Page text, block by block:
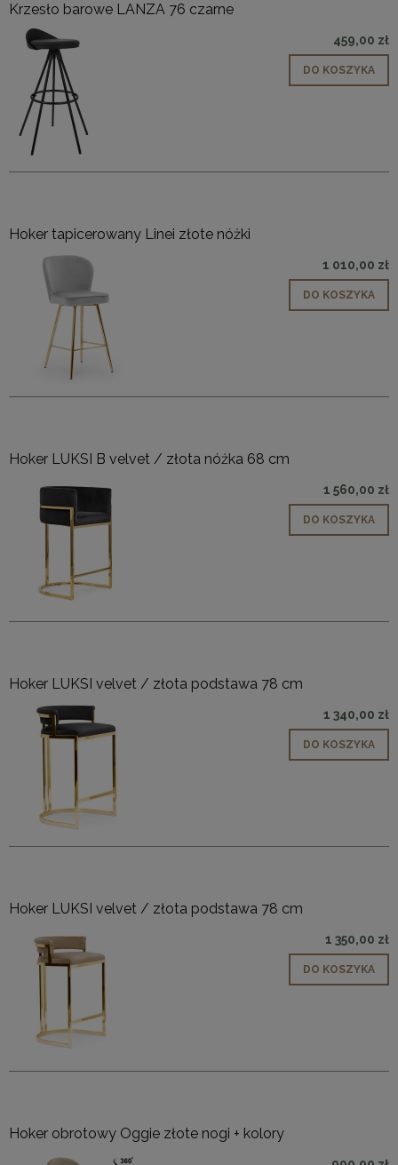
Krzesło barowe LANZA 76 czarne
459,00 zł
DO KOSZYKA
Hoker tapicerowany Linei złote nóżki
1 010,00 zł
DO KOSZYKA
Hoker LUKSI B velvet / złota nóżka 68 cm
1 560,00 zł
DO KOSZYKA
Hoker LUKSI velvet / złota podstawa 78 cm
1 340,00 zł
DO KOSZYKA
Hoker LUKSI velvet / złota podstawa 78 cm
1 350,00 zł
DO KOSZYKA
Hoker obrotowy Oggie złote nogi + kolory